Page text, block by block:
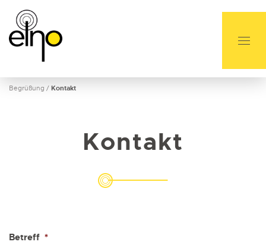
Begrüßung / Kontakt
Kontakt
Betreff *